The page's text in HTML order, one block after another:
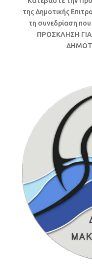
της Δημοτικής
τη συνεδρίαση
ΠΡΟΣΚΛΗΣΗ